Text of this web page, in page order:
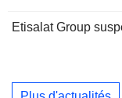
Etisalat Group